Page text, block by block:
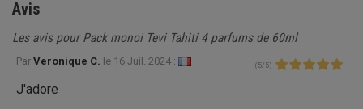
Avis
Les avis pour Pack monoi Tevi Tahiti 4 parfums de 60ml
Par Veronique C. le 16 Juil. 2024 : ( 5/ 5)
J'adore